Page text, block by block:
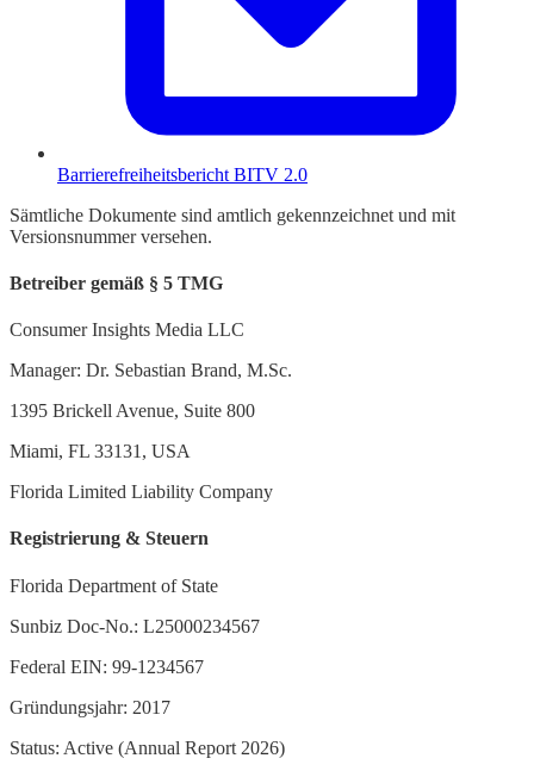
Barrierefreiheitsbericht BITV 2.0
Sämtliche Dokumente sind amtlich gekennzeichnet und mit
Versionsnummer versehen.
Betreiber gemäß § 5 TMG
Consumer Insights Media LLC
Manager: Dr. Sebastian Brand, M.Sc.
1395 Brickell Avenue, Suite 800
Miami, FL 33131, USA
Florida Limited Liability Company
Registrierung & Steuern
Florida Department of State
Sunbiz Doc-No.: L25000234567
Federal EIN: 99-1234567
Gründungsjahr: 2017
Status: Active (Annual Report 2026)